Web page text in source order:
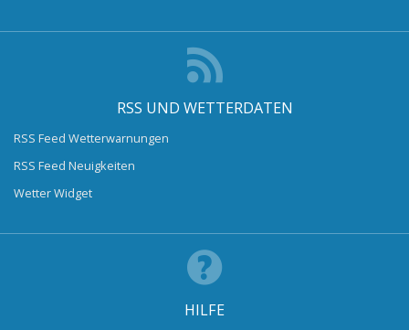
RSS UND WETTERDATEN
RSS Feed Wetterwarnungen
RSS Feed Neuigkeiten
Wetter Widget
HILFE